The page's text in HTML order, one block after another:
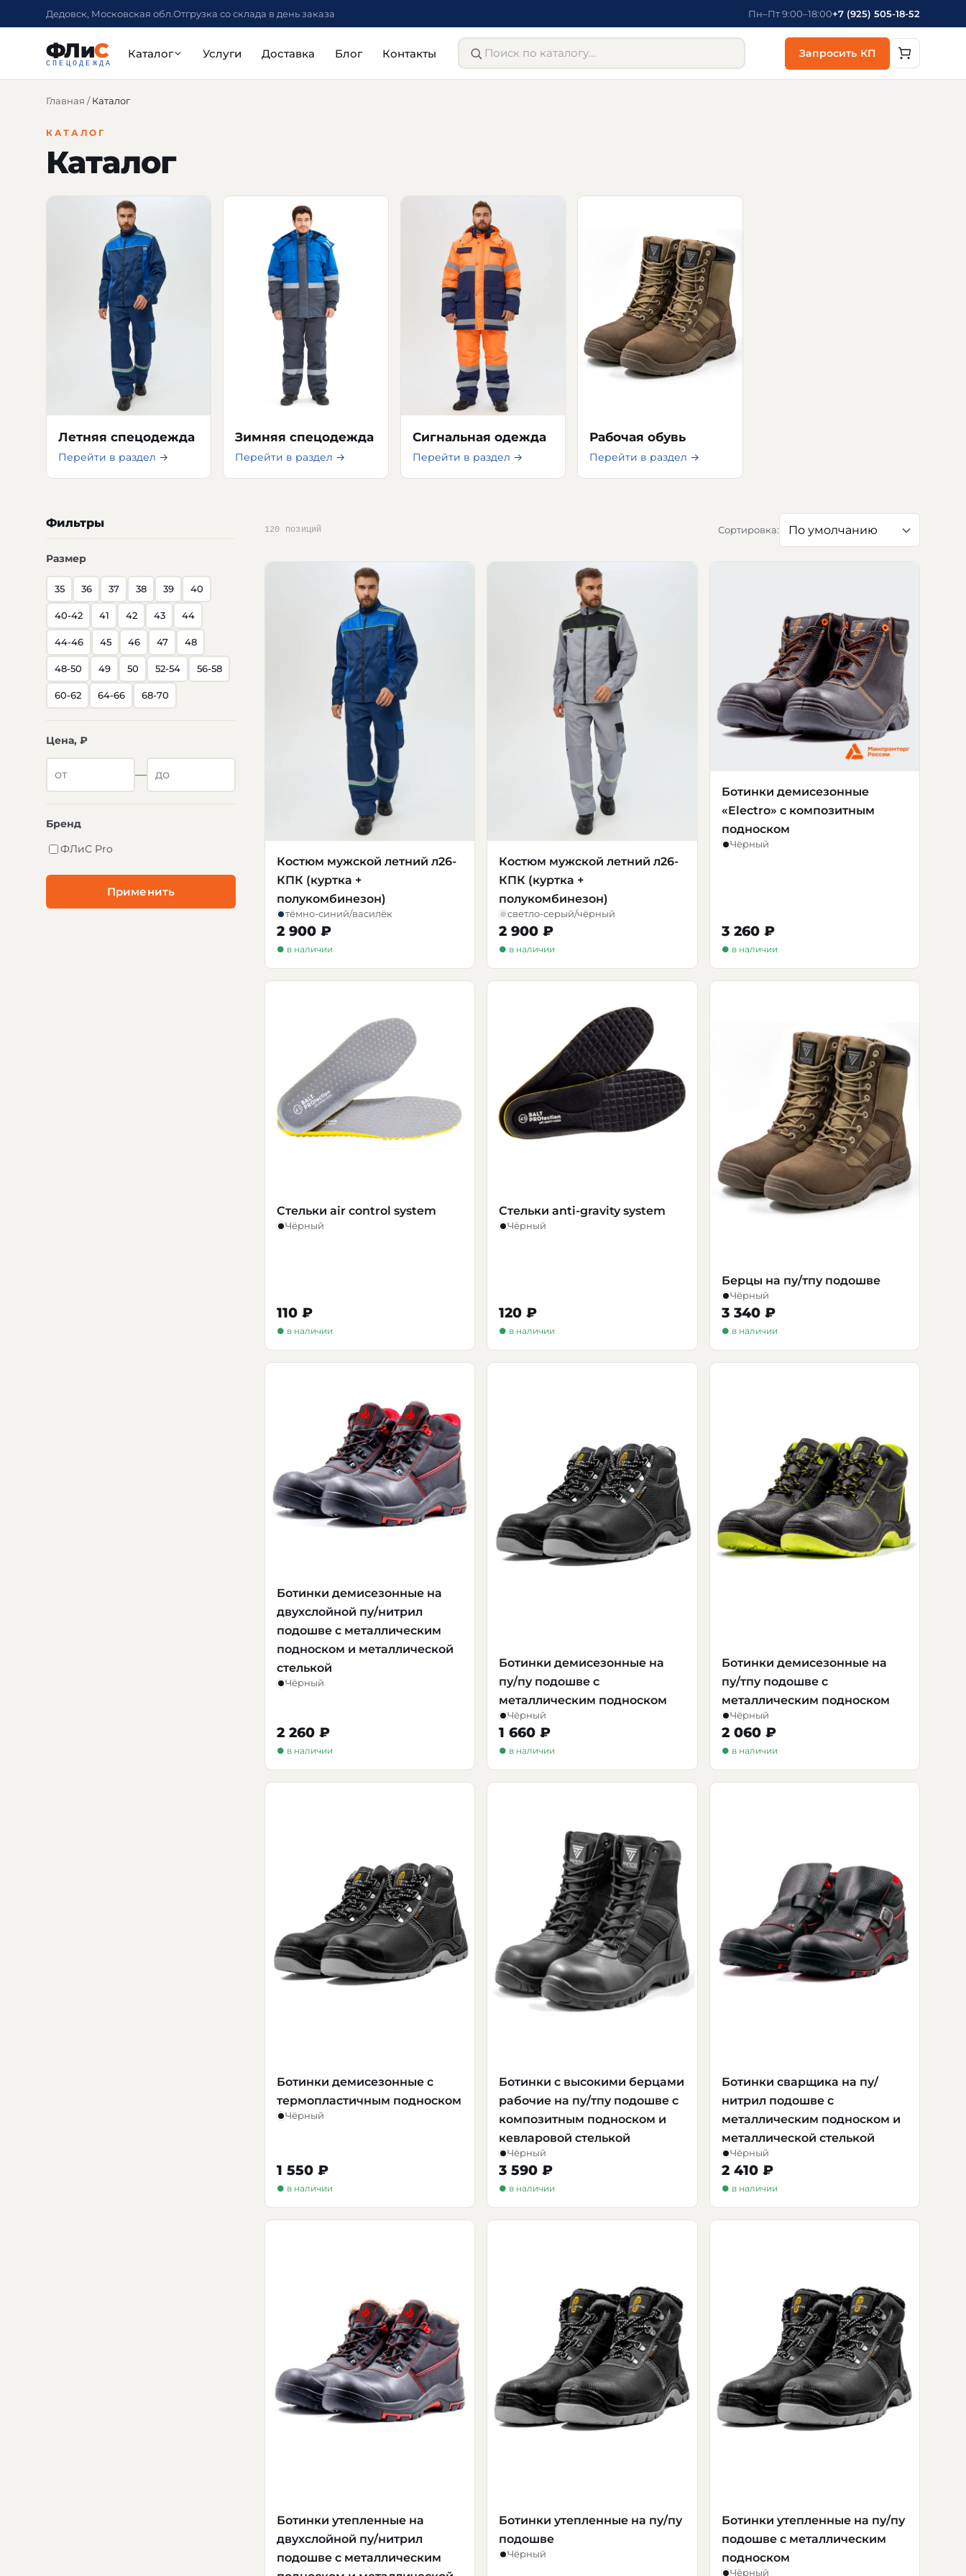
Дедовск, Московская обл.Отгрузка со склада в день заказа Пн–Пт 9:00–18:00+7 (925) 505-18-52
ФЛиС
СПЕЦОДЕЖДА
Каталог Услуги Доставка Блог Контакты Запросить КП
Главная /Каталог
КАТАЛОГ
Каталог
Летняя спецодежда
Перейти в раздел →
Зимняя спецодежда
Перейти в раздел →
Сигнальная одежда
Перейти в раздел →
Рабочая обувь
Перейти в раздел →
Фильтры
Размер
35 36 37 38 39 40
40-42 41 42 43 44
44-46 45 46 47 48
48-50 49 50 52-54 56-58
60-62 64-66 68-70
Цена, ₽
—
Бренд
ФЛиС Pro
Применить
120 позиций Сортировка:
Костюм мужской летний л26-
КПК (куртка +
полукомбинезон)
тёмно-синий/василёк
2 900 ₽
● в наличии
Костюм мужской летний л26-
КПК (куртка +
полукомбинезон)
светло-серый/чёрный
2 900 ₽
● в наличии
Ботинки демисезонные
«Electro» с композитным
подноском
Чёрный
3 260 ₽
● в наличии
Стельки air control system
Чёрный
110 ₽
● в наличии
Стельки anti-gravity system
Чёрный
120 ₽
● в наличии
Берцы на пу/тпу подошве
Чёрный
3 340 ₽
● в наличии
Ботинки демисезонные на
двухслойной пу/нитрил
подошве с металлическим
подноском и металлической
стелькой
Чёрный
2 260 ₽
● в наличии
Ботинки демисезонные на
пу/пу подошве с
металлическим подноском
Чёрный
1 660 ₽
● в наличии
Ботинки демисезонные на
пу/тпу подошве с
металлическим подноском
Чёрный
2 060 ₽
● в наличии
Ботинки демисезонные с
термопластичным подноском
Чёрный
1 550 ₽
● в наличии
Ботинки с высокими берцами
рабочие на пу/тпу подошве с
композитным подноском и
кевларовой стелькой
Чёрный
3 590 ₽
● в наличии
Ботинки сварщика на пу/
нитрил подошве с
металлическим подноском и
металлической стелькой
Чёрный
2 410 ₽
● в наличии
Ботинки утепленные на
двухслойной пу/нитрил
подошве с металлическим
Ботинки утепленные на пу/пу
подошве
Чёрный
Ботинки утепленные на пу/пу
подошве с металлическим
подноском
Чёрный